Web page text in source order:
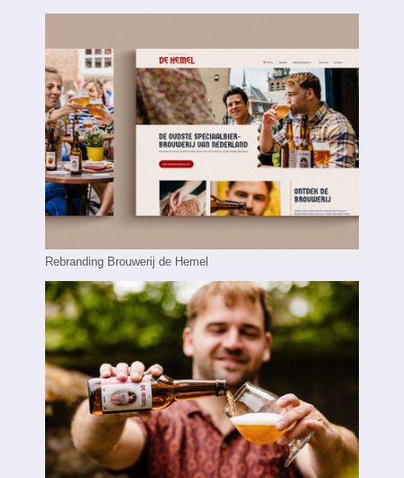
Rebranding Brouwerij de Hemel